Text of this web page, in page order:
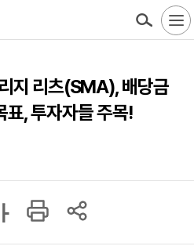
지 리츠(SMA), 배당금
, 투자자들 주목!